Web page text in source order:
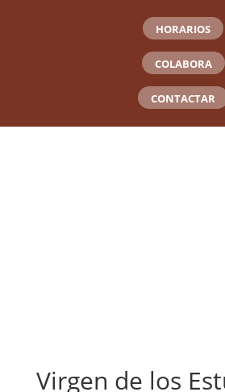
HORARIOS
COLABORA
CONTACTAR
Virgen de los